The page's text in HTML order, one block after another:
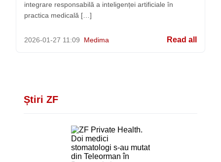
Știri ZF
integrare responsabilă a inteligenței artificiale în
practica medicală […]
2026-01-27 11:09 Medima Read all